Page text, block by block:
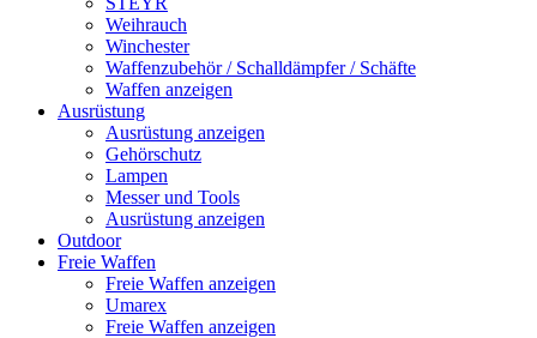
Weihrauch
Winchester
Waffenzubehör / Schalldämpfer / Schäfte
Waffen anzeigen
Ausrüstung
Ausrüstung anzeigen
Gehörschutz
Lampen
Messer und Tools
Ausrüstung anzeigen
Outdoor
Freie Waffen
Freie Waffen anzeigen
Umarex
Freie Waffen anzeigen